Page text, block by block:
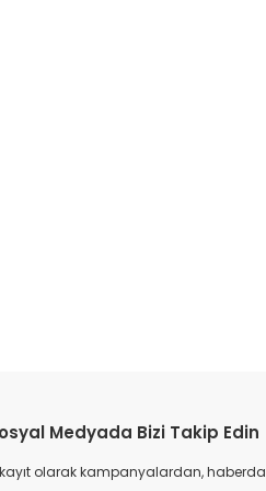
Medyada Bizi Takip Edin
olarak kampanyalardan,